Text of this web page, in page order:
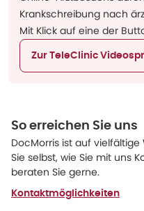
Krankschreibung nach
Mit Klick auf eine der
Zur TeleClinic
So erreichen Sie uns
DocMorris ist auf
Sie selbst, wie Sie mit uns
beraten Sie gerne.
Kontaktmöglichkeiten